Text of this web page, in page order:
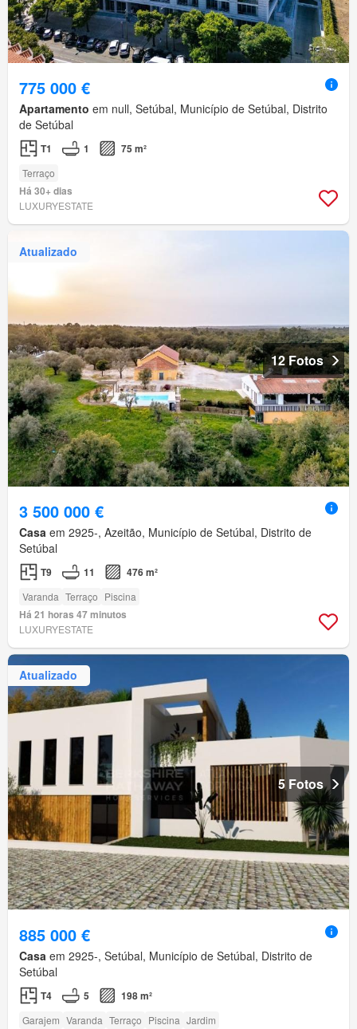
775 000 €
Apartamento em null, Setúbal, Município de Setúbal, Distrito
de Setúbal
T1 1 75 m²
Terraço
Há 30+ dias
LUXURYESTATE
Atualizado
12 Fotos
3 500 000 €
Casa em 2925-, Azeitão, Município de Setúbal, Distrito de
Setúbal
T9 11 476 m²
Varanda Terraço Piscina
Há 21 horas 47 minutos
LUXURYESTATE
Atualizado
5 Fotos
885 000 €
Casa em 2925-, Setúbal, Município de Setúbal, Distrito de
Setúbal
T4 5 198 m²
Garajem Varanda Terraço Piscina Jardim